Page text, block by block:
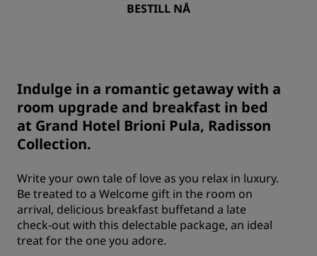
BESTILL NÅ
Indulge in a romantic getaway with a
room upgrade and breakfast in bed
at Grand Hotel Brioni Pula, Radisson
Collection.
Write your own tale of love as you relax in luxury.
Be treated to a Welcome gift in the room on
arrival, delicious breakfast buffetand a late
check-out with this delectable package, an ideal
treat for the one you adore.